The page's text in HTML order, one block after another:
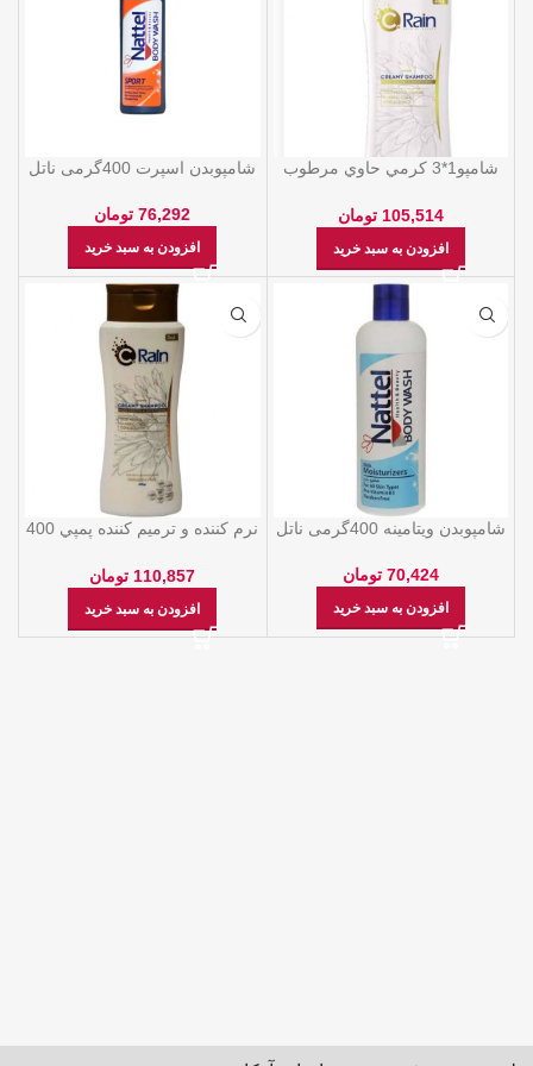
شامپو1*3 كرمي حاوي مرطوب
شده400 گرمي C-Rain105,514 تومان
افزودن به سبد خرید
شامپوبدن اسپرت 400گرمی ناتل
76,292 تومان
افزودن به سبد خرید
شامپوبدن ویتامینه 400گرمی ناتل
70,424 تومان
افزودن به سبد خرید
نرم كننده و ترميم كننده پمپي 400
110,857 تومان
افزودن به سبد خرید